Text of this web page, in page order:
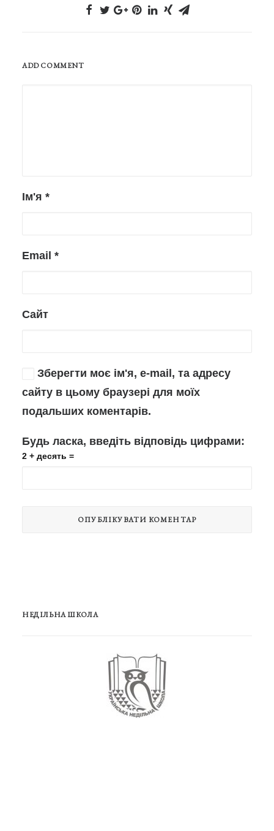
ADD COMMENT
Ім'я *
Email *
Сайт
Зберегти моє ім'я, e-mail, та адресу
сайту в цьому браузері для моїх
подальших коментарів.
Будь ласка, введіть відповідь цифрами:
2 + десять =
НЕДІЛЬНА ШКОЛА